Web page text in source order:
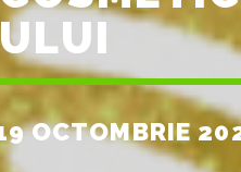
OCTOMBRIE